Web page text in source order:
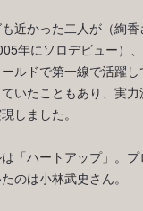
近かった二人が（絢
年にソロデビュー）
ルドで第一線で活躍
いたこともあり、実力
しました。
「ハートアップ」。
のは小林武史さん。